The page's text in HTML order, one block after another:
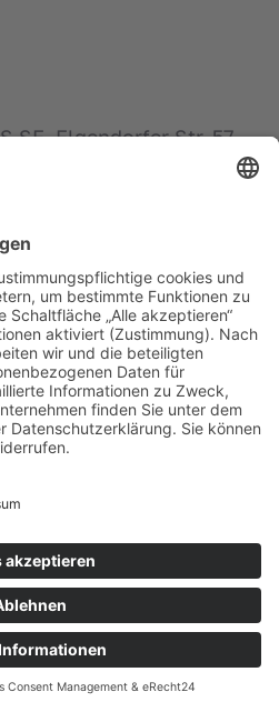
SE, Elgendorfer Str. 57,
IONOS). Wenn
erfasst IONOS
Sie der
von IONOS:
terms-gtc/terms-privacy
erfolgt auf
1 lit. f DSGVO. Wir
Interesse an einer
auf Grundlage von
und § 25 Abs. 1
die Speicherung
Zugriff auf Informationen
(z. B. Device-